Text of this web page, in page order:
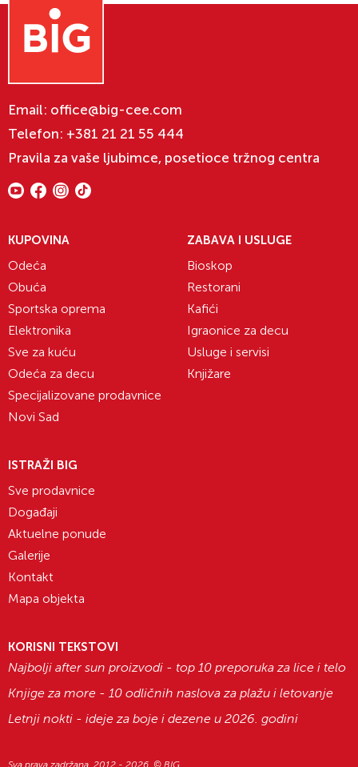
Email: office@big-cee.com
Telefon: +381 21 21 55 444
Pravila za vaše ljubimce, posetioce tržnog centra
KUPOVINA
Odeća
Obuća
Sportska oprema
Elektronika
Sve za kuću
Odeća za decu
Specijalizovane prodavnice
Novi Sad
ZABAVA I USLUGE
Bioskop
Restorani
Kafići
Igraonice za decu
Usluge i servisi
Knjižare
ISTRAŽI BIG
Sve prodavnice
Događaji
Aktuelne ponude
Galerije
Kontakt
Mapa objekta
KORISNI TEKSTOVI
Najbolji after sun proizvodi - top 10 preporuka za lice i telo
Knjige za more - 10 odličnih naslova za plažu i letovanje
Letnji nokti - ideje za boje i dezene u 2026. godini